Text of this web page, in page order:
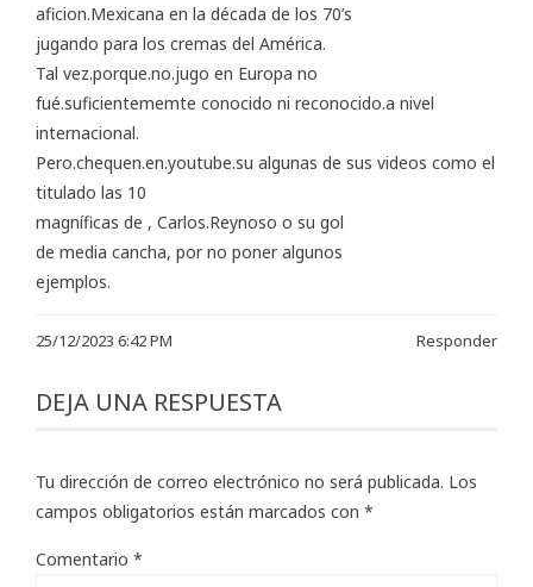
aficion.Mexicana en la década de los 70’s
jugando para los cremas del América.
Tal vez.porque.no.jugo en Europa no
fué.suficientememte conocido ni reconocido.a nivel
internacional.
Pero.chequen.en.youtube.su algunas de sus videos como el
titulado las 10
magníficas de , Carlos.Reynoso o su gol
de media cancha, por no poner algunos
ejemplos.
25/12/2023 6:42 PM Responder
DEJA UNA RESPUESTA
Tu dirección de correo electrónico no será publicada. Los
campos obligatorios están marcados con *
Comentario *